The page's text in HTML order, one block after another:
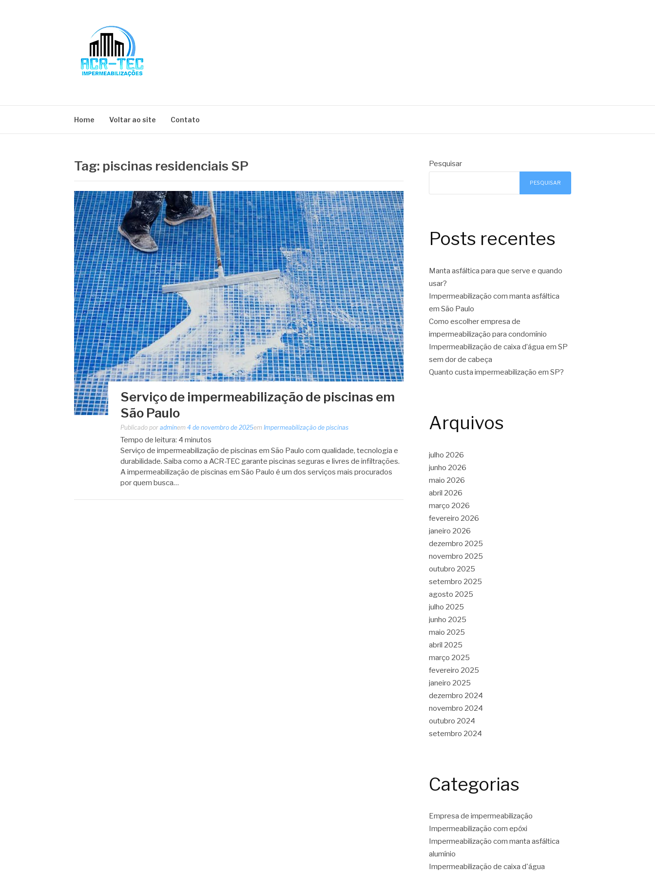
Home Voltar ao site Contato
Tag: piscinas residenciais SP
Serviço de impermeabilização de piscinas em
São Paulo
Publicado por adminem 4 de novembro de 2025em Impermeabilização de piscinas
Tempo de leitura: 4 minutos
Serviço de impermeabilização de piscinas em São Paulo com qualidade, tecnologia e
durabilidade. Saiba como a ACR-TEC garante piscinas seguras e livres de infiltrações.
A impermeabilização de piscinas em São Paulo é um dos serviços mais procurados
por quem busca…
Pesquisar
PESQUISAR
Posts recentes
Manta asfáltica para que serve e quando
usar?
Impermeabilização com manta asfáltica
em São Paulo
Como escolher empresa de
impermeabilização para condomínio
Impermeabilização de caixa d’água em SP
sem dor de cabeça
Quanto custa impermeabilização em SP?
Arquivos
julho 2026
junho 2026
maio 2026
abril 2026
março 2026
fevereiro 2026
janeiro 2026
dezembro 2025
novembro 2025
outubro 2025
setembro 2025
agosto 2025
julho 2025
junho 2025
maio 2025
abril 2025
março 2025
fevereiro 2025
janeiro 2025
dezembro 2024
novembro 2024
outubro 2024
setembro 2024
Categorias
Empresa de impermeabilização
Impermeabilização com epóxi
Impermeabilização com manta asfáltica
alumínio
Impermeabilização de caixa d'água